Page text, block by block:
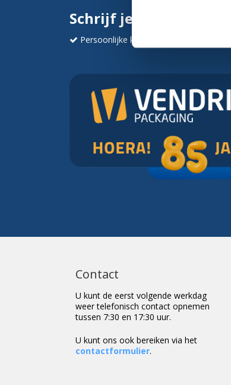
Schrijf je in en
Persoonlijke korting
Contact
U kunt de eerst volgende werkdag
weer telefonisch contact opnemen
tussen 7:30 en 17:30 uur.
U kunt ons ook bereiken via het
contactformulier.